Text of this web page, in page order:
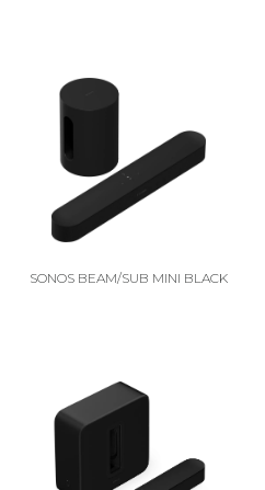
SONOS BEAM/SUB MINI BLACK